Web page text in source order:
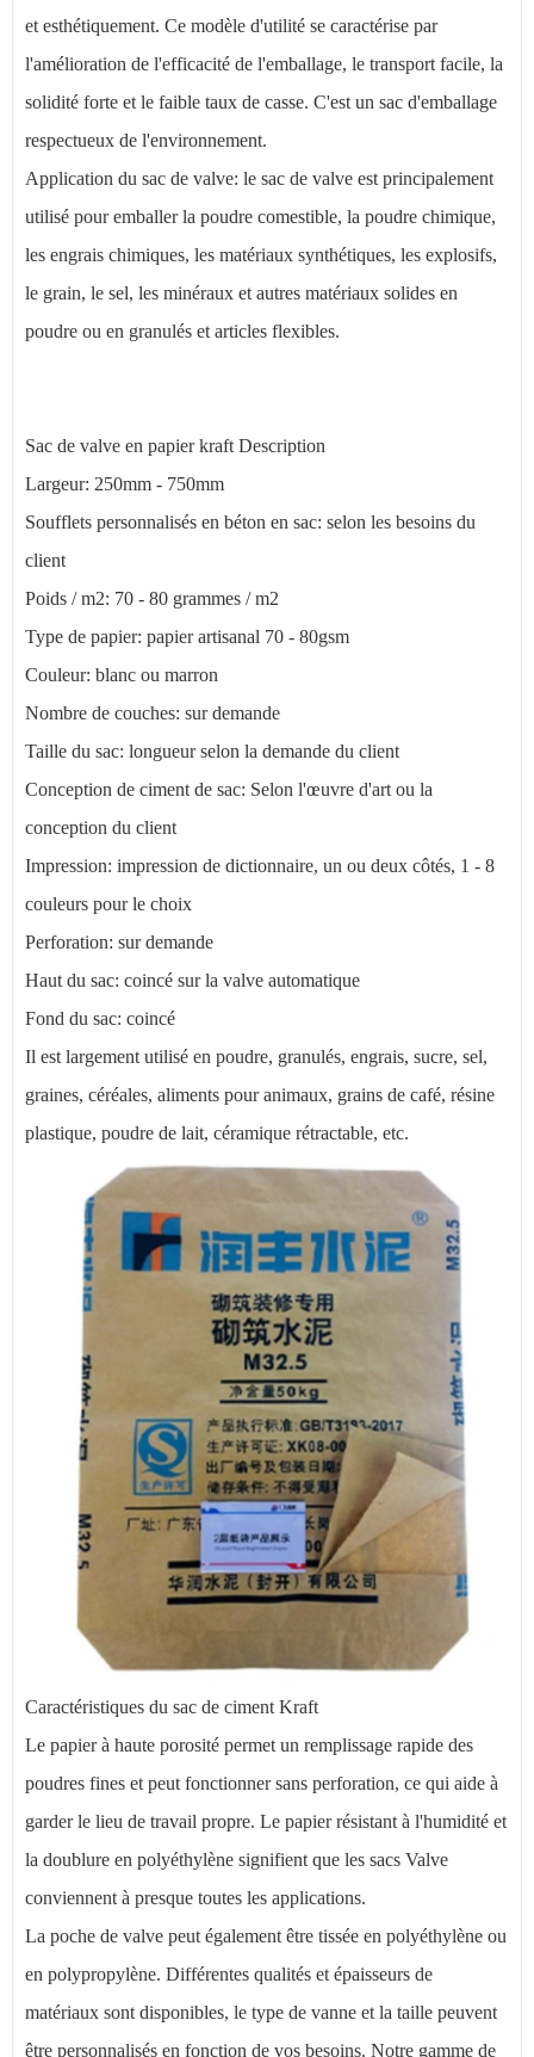
et esthétiquement. Ce modèle d'utilité se caractérise par
l'amélioration de l'efficacité de l'emballage, le transport facile, la
solidité forte et le faible taux de casse. C'est un sac d'emballage
respectueux de l'environnement.
Application du sac de valve: le sac de valve est principalement
utilisé pour emballer la poudre comestible, la poudre chimique,
les engrais chimiques, les matériaux synthétiques, les explosifs,
le grain, le sel, les minéraux et autres matériaux solides en
poudre ou en granulés et articles flexibles.
Sac de valve en papier kraft Description
Largeur: 250mm - 750mm
Soufflets personnalisés en béton en sac: selon les besoins du
client
Poids / m2: 70 - 80 grammes / m2
Type de papier: papier artisanal 70 - 80gsm
Couleur: blanc ou marron
Nombre de couches: sur demande
Taille du sac: longueur selon la demande du client
Conception de ciment de sac: Selon l'œuvre d'art ou la
conception du client
Impression: impression de dictionnaire, un ou deux côtés, 1 - 8
couleurs pour le choix
Perforation: sur demande
Haut du sac: coincé sur la valve automatique
Fond du sac: coincé
Il est largement utilisé en poudre, granulés, engrais, sucre, sel,
graines, céréales, aliments pour animaux, grains de café, résine
plastique, poudre de lait, céramique rétractable, etc.
Caractéristiques du sac de ciment Kraft
Le papier à haute porosité permet un remplissage rapide des
poudres fines et peut fonctionner sans perforation, ce qui aide à
garder le lieu de travail propre. Le papier résistant à l'humidité et
la doublure en polyéthylène signifient que les sacs Valve
conviennent à presque toutes les applications.
La poche de valve peut également être tissée en polyéthylène ou
en polypropylène. Différentes qualités et épaisseurs de
matériaux sont disponibles, le type de vanne et la taille peuvent
être personnalisés en fonction de vos besoins. Notre gamme de